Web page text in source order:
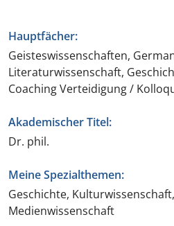
Hauptfächer:
Geisteswissenschaften,
Literaturwissenschaft,
Coaching Verteidigung /
Akademischer Titel:
Dr. phil.
Meine Spezialthemen:
Geschichte,
Medienwissenschaft